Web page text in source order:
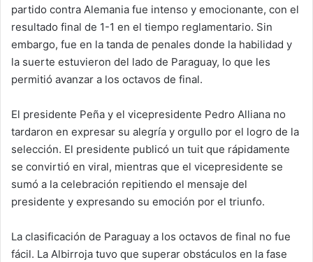
partido contra Alemania fue intenso y emocionante, con el
resultado final de 1-1 en el tiempo reglamentario. Sin
embargo, fue en la tanda de penales donde la habilidad y
la suerte estuvieron del lado de Paraguay, lo que les
permitió avanzar a los octavos de final.
El presidente Peña y el vicepresidente Pedro Alliana no
tardaron en expresar su alegría y orgullo por el logro de la
selección. El presidente publicó un tuit que rápidamente
se convirtió en viral, mientras que el vicepresidente se
sumó a la celebración repitiendo el mensaje del
presidente y expresando su emoción por el triunfo.
La clasificación de Paraguay a los octavos de final no fue
fácil. La Albirroja tuvo que superar obstáculos en la fase